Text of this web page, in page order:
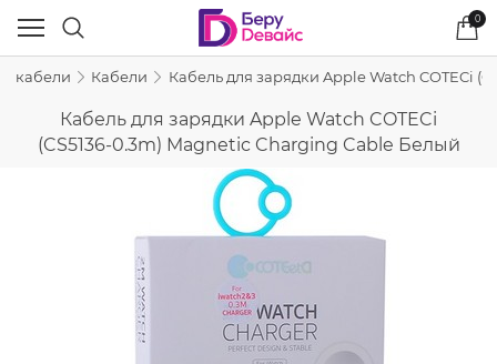
0
кабели Кабели Кабель для зарядки Apple Watch COTECi
Кабель для зарядки Apple Watch COTECi
(CS5136-0.3m) Magnetic Charging Cable Белый